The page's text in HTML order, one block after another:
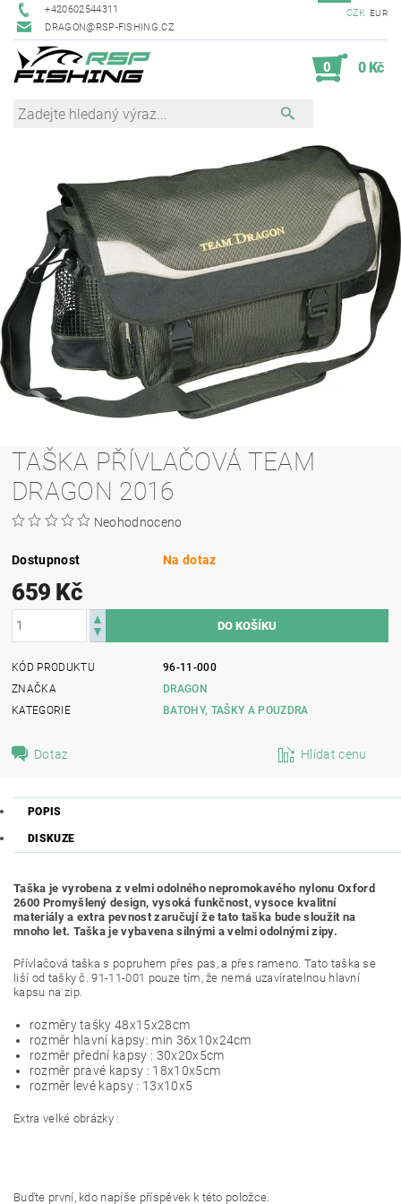
+420602544311
DRAGON@RSP-FISHING.CZ
CZK EUR
0 0 Kč
TAŠKA PŘÍVLAČOVÁ TEAM
DRAGON 2016
Neohodnoceno
Dostupnost Na dotaz
659 Kč
KÓD PRODUKTU
96-11-000
ZNAČKA
DRAGON
KATEGORIE
BATOHY, TAŠKY A POUZDRA
Dotaz Hlídat cenu
POPIS
DISKUZE
Taška je vyrobena z velmi odolného ​​nepromokavého nylonu Oxford
2600 Promyšlený design, vysoká funkčnost, vysoce kvalitní
materiály a extra pevnost zaručují že tato taška bude sloužit na
mnoho let. Taška je vybavena silnými a velmi odolnými zipy.
Přívlačová taška s popruhem přes pas, a přes rameno. Tato taška se
liší od tašky č. 91-11-001 pouze tím, že nemá uzavíratelnou hlavní
kapsu na zip.
rozměry tašky 48x15x28cm
rozměr hlavní kapsy: min 36x10x24cm
rozměr přední kapsy : 30x20x5cm
rozměr pravé kapsy : 18x10x5cm
rozměr levé kapsy : 13x10x5
Extra velké obrázky :
Buďte první, kdo napíše příspěvek k této položce.